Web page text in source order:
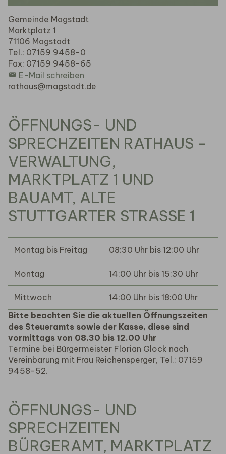
Gemeinde Magstadt
Marktplatz 1
71106 Magstadt
Tel.: 07159 9458-0
Fax: 07159 9458-65
E-Mail schreiben
rathaus@magstadt.de
ÖFFNUNGS- UND
SPRECHZEITEN RATHAUS -
VERWALTUNG,
MARKTPLATZ 1 UND
BAUAMT, ALTE
STUTTGARTER STRASSE 1
Montag bis Freitag 08:30 Uhr bis 12:00 Uhr
Montag 14:00 Uhr bis 15:30 Uhr
Mittwoch
14:00 Uhr bis 18:00 Uhr
Bitte beachten Sie die aktuellen Öffnungszeiten
des Steueramts sowie der Kasse, diese sind
vormittags von 08.30 bis 12.00 Uhr
Termine bei Bürgermeister Florian Glock nach
Vereinbarung mit Frau Reichensperger, Tel.: 07159
9458-52.
ÖFFNUNGS- UND
SPRECHZEITEN
BÜRGERAMT, MARKTPLATZ